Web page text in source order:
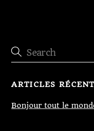
ARTICLES
Bonjour tout le